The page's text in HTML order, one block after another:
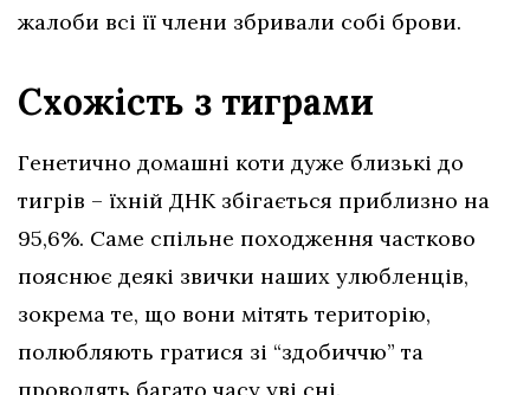
жалоби всі її члени збривали собі брови.
Схожість з тиграми
Генетично домашні коти дуже близькі до
тигрів – їхній ДНК збігається приблизно на
95,6%. Саме спільне походження частково
пояснює деякі звички наших улюбленців,
зокрема те, що вони мітять територію,
полюбляють гратися зі “здобиччю” та